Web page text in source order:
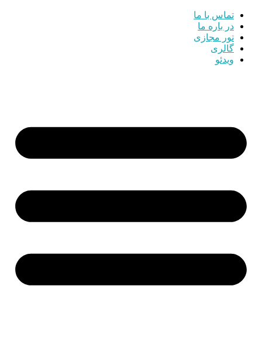
تماس با ما
در باره ما
تور مجازی
گالری
ویدئو